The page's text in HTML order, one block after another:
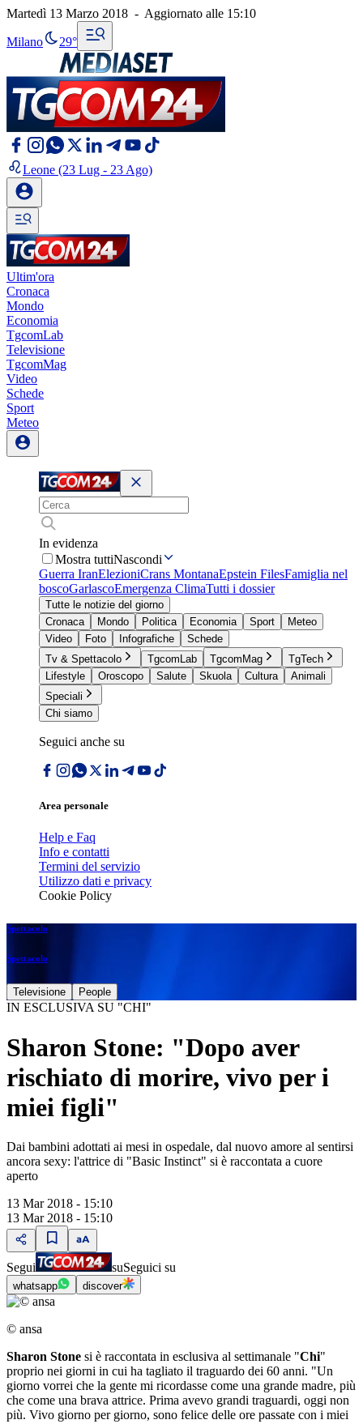
Martedì 13 Marzo 2018 - Aggiornato alle 15:10
Milano 29°
Leone (23 Lug - 23 Ago)
Ultim'ora
Cronaca
Mondo
Economia
TgcomLab
Televisione
TgcomMag
Video
Schede
Sport
Meteo
In evidenza
Mostra tuttiNascondi
Guerra IranElezioniCrans MontanaEpstein FilesFamiglia nel
boscoGarlascoEmergenza ClimaTutti i dossier
Tutte le notizie del giorno
Cronaca
Mondo Politica Economia Sport
Meteo
Video
Foto Infografiche
Schede
Tv & Spettacolo
TgcomLab TgcomMag
TgTech
Lifestyle
Oroscopo Salute Skuola Cultura
Animali
Speciali
Chi siamo
Seguici anche su
Area personale
Help e Faq
Info e contatti
Termini del servizio
Utilizzo dati e privacy
Cookie Policy
Spettacolo
Spettacolo
Televisione People
IN ESCLUSIVA SU "CHI"
Sharon Stone: "Dopo aver
rischiato di morire, vivo per i
miei figli"
Dai bambini adottati ai mesi in ospedale, dal nuovo amore al sentirsi
ancora sexy: l'attrice di "Basic Instinct" si è raccontata a cuore
aperto
13 Mar 2018 - 15:10
13 Mar 2018 - 15:10
Segui suSeguici su
whatsapp discover
© ansa
Sharon Stone si è raccontata in esclusiva al settimanale "Chi"
proprio nei giorni in cui ha tagliato il traguardo dei 60 anni. "Un
giorno vorrei che la gente mi ricordasse come una grande madre, più
che come una brava attrice. Prima avevo grandi traguardi, oggi non
più. Vivo giorno per giorno, sono felice delle ore passate con i miei